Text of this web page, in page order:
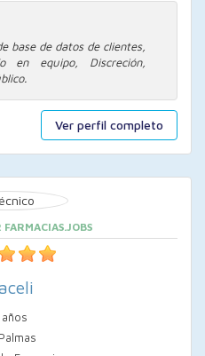
Ver perfil completo
base de datos de clientes,
en equipo, Discreción,